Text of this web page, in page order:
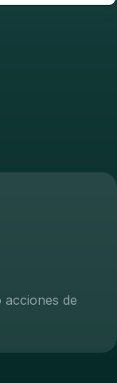
acciones de